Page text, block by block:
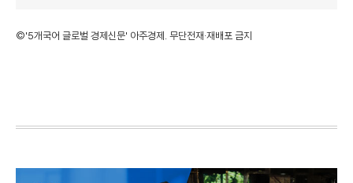
©'5개국어 글로벌 경제신문' 아주경제. 무단전재·재배포 금지